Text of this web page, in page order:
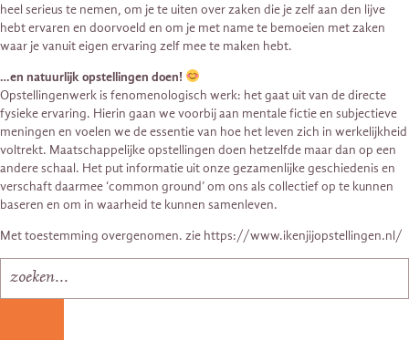
heel serieus te nemen, om je te uiten over zaken die je zelf aan den lijve
hebt ervaren en doorvoeld en om je met name te bemoeien met zaken
waar je vanuit eigen ervaring zelf mee te maken hebt.
…en natuurlijk opstellingen doen!
Opstellingenwerk is fenomenologisch werk: het gaat uit van de directe
fysieke ervaring. Hierin gaan we voorbij aan mentale fictie en subjectieve
meningen en voelen we de essentie van hoe het leven zich in werkelijkheid
voltrekt. Maatschappelijke opstellingen doen hetzelfde maar dan op een
andere schaal. Het put informatie uit onze gezamenlijke geschiedenis en
verschaft daarmee ‘common ground’ om ons als collectief op te kunnen
baseren en om in waarheid te kunnen samenleven.
Met toestemming overgenomen. zie https://www.ikenjijopstellingen.nl/